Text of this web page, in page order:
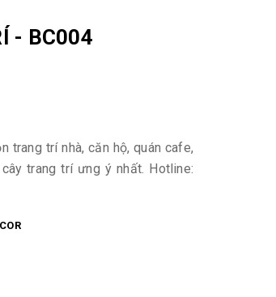
- BC004
trang trí nhà, căn hộ, quán cafe,
trang trí ưng ý nhất. Hotline: